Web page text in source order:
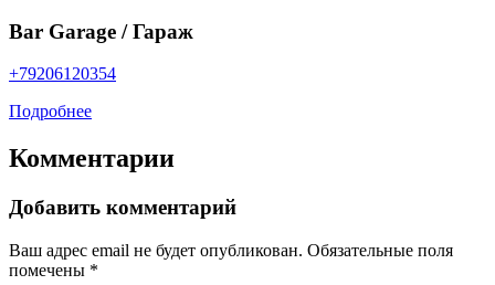
Bar Garage / Гараж
+79206120354
Подробнее
Комментарии
Добавить комментарий
Ваш адрес email не будет опубликован. Обязательные поля
помечены *